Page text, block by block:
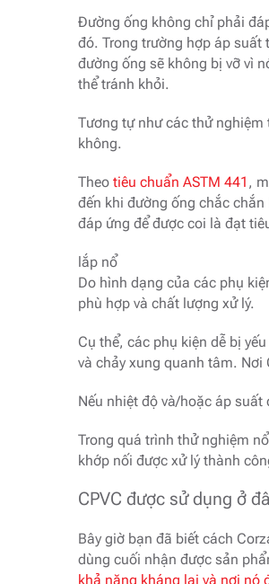
Đường ống không chỉ phải
đó. Trong trường hợp áp
đường ống sẽ không bị vỡ vì
thể tránh khỏi.
Tương tự như các thử
không.
Theo tiêu chuẩn ASTM 441 ,
đến khi đường ống chắc
đáp ứng để được coi là đạt
lắp nổ
Do hình dạng của các phụ
phù hợp và chất lượng xử lý.
Cụ thể, các phụ kiện dễ bị
và chảy xung quanh tâm. Nơi
Nếu nhiệt độ và/hoặc áp
Trong quá trình thử nghiệm
khớp nối được xử lý thành
CPVC được sử dụng ở
Bây giờ bạn đã biết cách
dùng cuối nhận được sản
khả năng kháng lại và nơi nó